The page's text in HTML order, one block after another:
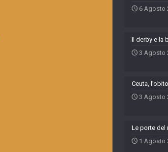
6 Agosto
Il derby e la
3 Agosto
Ceuta,
3 Agosto
Le porte del
1 Agosto